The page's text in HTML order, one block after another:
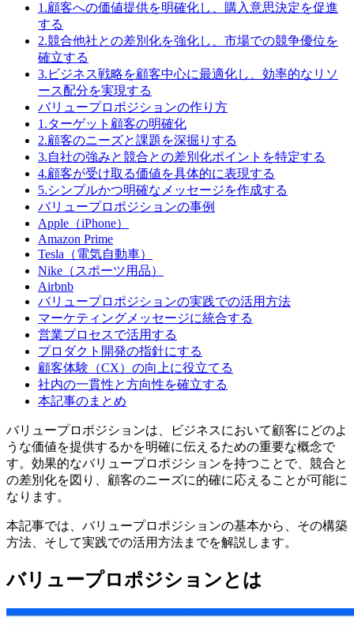
1.顧客への価値提供を明確化し、購入意思決定を促進
する
2.競合他社との差別化を強化し、市場での競争優位を
確立する
3.ビジネス戦略を顧客中心に最適化し、効率的なリソ
ース配分を実現する
バリュープロポジションの作り方
1.ターゲット顧客の明確化
2.顧客のニーズと課題を深掘りする
3.自社の強みと競合との差別化ポイントを特定する
4.顧客が受け取る価値を具体的に表現する
5.シンプルかつ明確なメッセージを作成する
バリュープロポジションの事例
Apple（iPhone）
Amazon Prime
Tesla（電気自動車）
Nike（スポーツ用品）
Airbnb
バリュープロポジションの実践での活用方法
マーケティングメッセージに統合する
営業プロセスで活用する
プロダクト開発の指針にする
顧客体験（CX）の向上に役立てる
社内の一貫性と方向性を確立する
本記事のまとめ
バリュープロポジションは、ビジネスにおいて顧客にどのよ
うな価値を提供するかを明確に伝えるための重要な概念で
す。効果的なバリュープロポジションを持つことで、競合と
の差別化を図り、顧客のニーズに的確に応えることが可能に
なります。
本記事では、バリュープロポジションの基本から、その構築
方法、そして実践での活用方法までを解説します。
バリュープロポジションとは